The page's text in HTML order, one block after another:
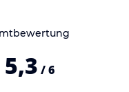
bietet eine große
und internationale
5,3 / 6